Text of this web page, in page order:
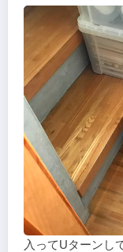
入ってUターンし